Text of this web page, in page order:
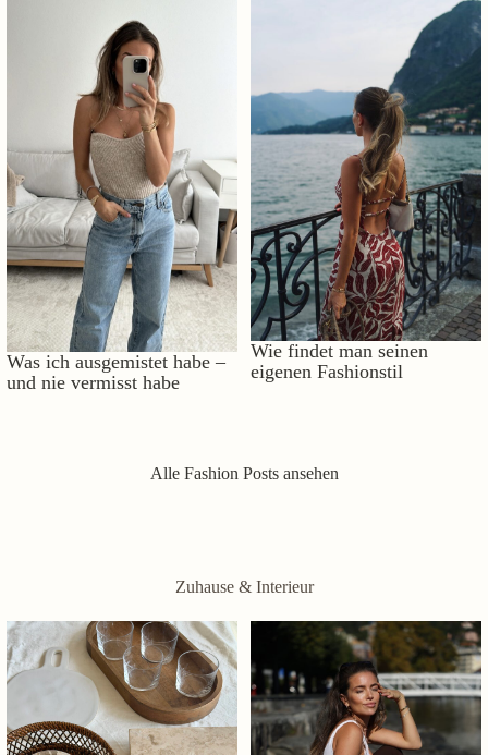
Was ich ausgemistet habe –
und nie vermisst habe
Wie findet man seinen
eigenen Fashionstil
Alle Fashion Posts ansehen
Zuhause & Interieur